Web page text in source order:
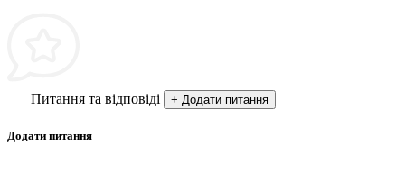
Питання та відповіді + Додати питання
Додати питання